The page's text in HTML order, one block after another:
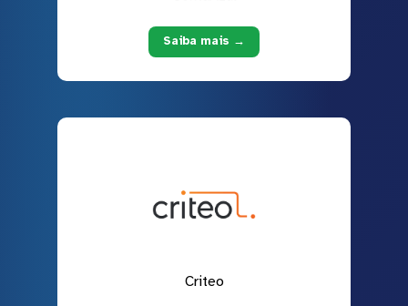
Saiba mais →
Criteo